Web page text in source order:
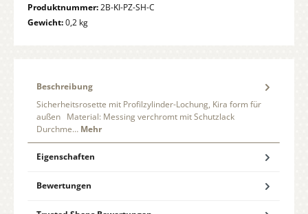
Produktnummer:2B-KI-PZ-SH-C
Gewicht:0,2 kg
Beschreibung
Sicherheitsrosette mit Profilzylinder-Lochung, Kira form für
außen Material: Messing verchromt mit Schutzlack
Durchme… Mehr
Eigenschaften
Bewertungen